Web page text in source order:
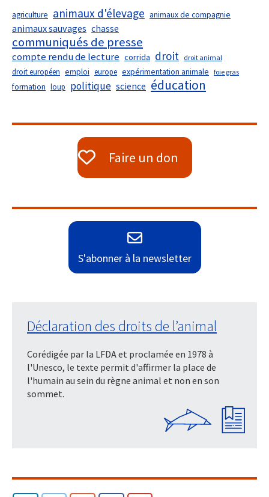
agriculture animaux d'élevage animaux de compagnie
animaux sauvages chasse
communiqués de presse
compte rendu de lecture corrida droit droit animal
droit européen emploi europe expérimentation animale foie gras
formation loup politique science éducation
Faire un don
S'abonner à la newsletter
Déclaration des droits de l’animal
Corédigée par la LFDA et proclamée en 1978 à
l'Unesco, le texte permit d'affirmer la place de
l'humain au sein du règne animal et non en son
sommet.